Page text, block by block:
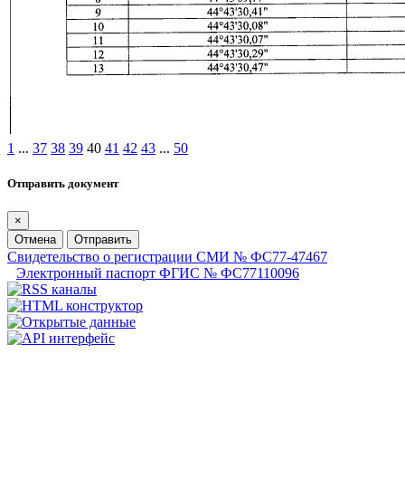
1 ... 37 38 39 40 41 42 43 ... 50
Отправить документ
×
Отмена
Отправить
Свидетельство о регистрации СМИ № ФС77-47467
Электронный паспорт ФГИС № ФС77110096